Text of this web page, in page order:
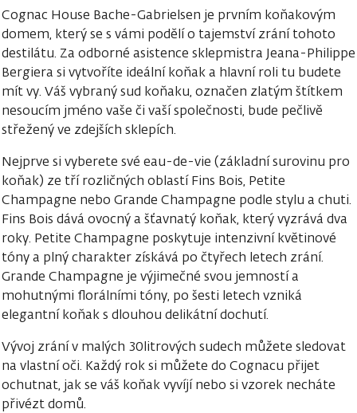
Cognac House Bache-Gabrielsen je prvním koňakovým
domem, který se s vámi podělí o tajemství zrání tohoto
destilátu. Za odborné asistence sklepmistra Jeana-Philippe
Bergiera si vytvoříte ideální koňak a hlavní roli tu budete
mít vy. Váš vybraný sud koňaku, označen zlatým štítkem
nesoucím jméno vaše či vaší společnosti, bude pečlivě
střežený ve zdejších sklepích.
Nejprve si vyberete své eau-de-vie (základní surovinu pro
koňak) ze tří rozličných oblastí Fins Bois, Petite
Champagne nebo Grande Champagne podle stylu a chuti.
Fins Bois dává ovocný a šťavnatý koňak, který vyzrává dva
roky. Petite Champagne poskytuje intenzivní květinové
tóny a plný charakter získává po čtyřech letech zrání.
Grande Champagne je výjimečné svou jemností a
mohutnými florálními tóny, po šesti letech vzniká
elegantní koňak s dlouhou delikátní dochutí.
Vývoj zrání v malých 30litrových sudech můžete sledovat
na vlastní oči. Každý rok si můžete do Cognacu přijet
ochutnat, jak se váš koňak vyvíjí nebo si vzorek necháte
přivézt domů.